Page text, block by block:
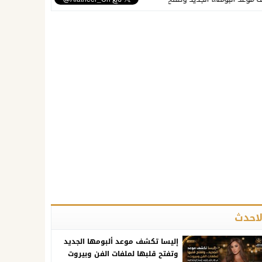
إليسا تكشف موعد ألبومها الجديد
وتفتح قلبها لملفات الفن وبيروت